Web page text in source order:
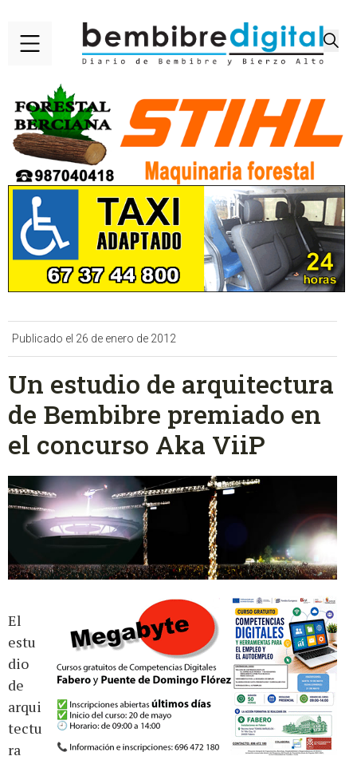
Publicado el 26 de enero de 2012
Un estudio de arquitectura
de Bembibre premiado en
el concurso Aka ViiP
El
estu
dio
de
arqui
tectu
ra